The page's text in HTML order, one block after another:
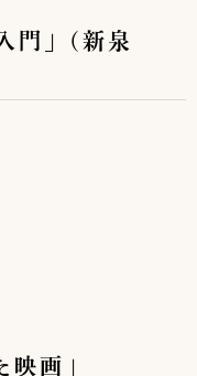
門」(新泉
画」